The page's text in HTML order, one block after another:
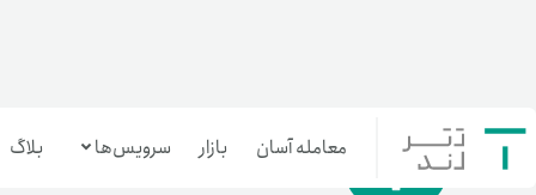
معامله آسان بازار سرویس‌ها بلاگ